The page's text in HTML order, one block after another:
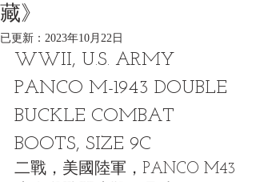
藏》
已更新： 2023年10月22日
WWII, U.S. ARMY
PANCO M-1943 DOUBLE
BUCKLE COMBAT
BOOTS, SIZE 9C
二戰，美國陸軍，PANCO M43